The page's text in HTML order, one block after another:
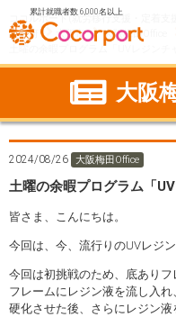
累計就職者数 6,000名以上
ココルポート(就労移行支援・定着
大阪府
大阪市 大阪梅田Office
土曜の余暇プログラム「UVレジンチ
大阪
2024/08/26 大阪梅田Office
土曜の余暇プログラム「
皆さま、こんにちは。
今回は、今、流行りのUVレジ
今回は初挑戦のため、底ありフ
フレームにレジン液を流し入
硬化させた後、さらにレジン